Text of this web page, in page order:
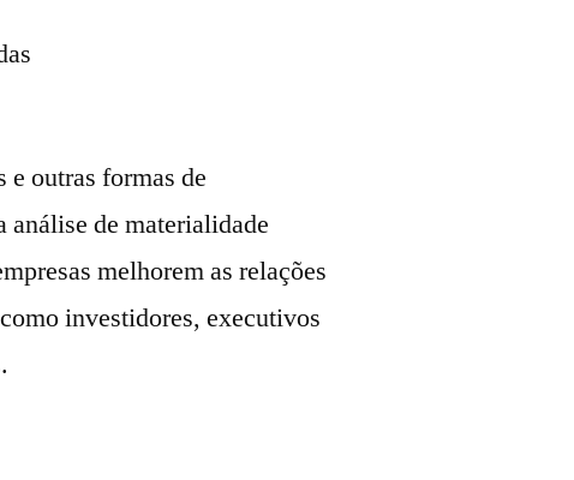
e outras formas de
análise de materialidade
melhorem as relações
investidores, executivos